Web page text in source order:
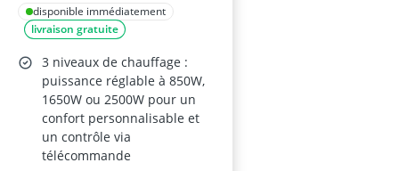
disponible immédiatement
livraison gratuite
3 niveaux de chauffage :
puissance réglable à 850W,
1650W ou 2500W pour un
confort personnalisable et
un contrôle via
télécommande